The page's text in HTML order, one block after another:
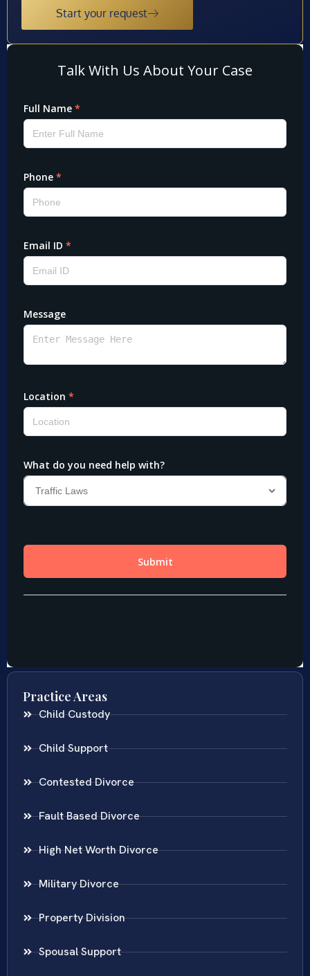
Start your request
Practice Areas
Child Custody
Child Support
Contested Divorce
Fault Based Divorce
High Net Worth Divorce
Military Divorce
Property Division
Spousal Support